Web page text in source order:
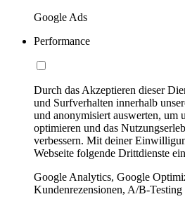
Google Ads
Performance
Durch das Akzeptieren dieser
und Surfverhalten innerhalb
und anonymisiert auswerten, um
optimieren und das
verbessern. Mit deiner
Webseite folgende Drittdienste
Google Analytics, Google
Kundenrezensionen, A/B-Testing